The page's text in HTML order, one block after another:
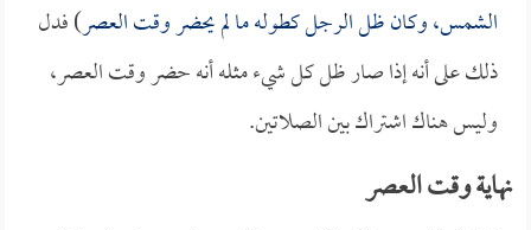
الشمس، وكان ظل الرجل كطوله ما لم يحضر وقت العصر) فدل
ذلك على أنه إذا صار ظل كل شيء مثله أنه حضر وقت العصر،
وليس هناك اشتراك بين الصلاتين.
نهاية وقت العصر